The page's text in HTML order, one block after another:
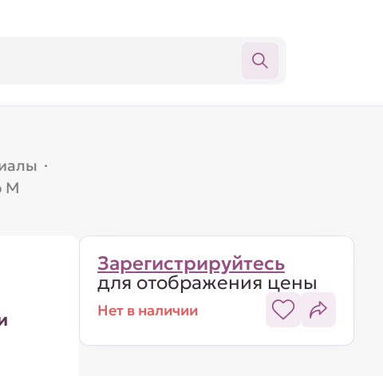
·
M
Зарегистрируйтесь
для отображения цены
Нет в наличии